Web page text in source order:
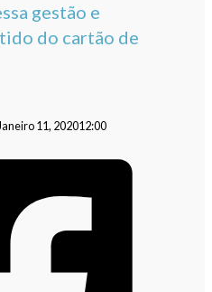
gestão e
do cartão de
Janeiro 11, 202012:00